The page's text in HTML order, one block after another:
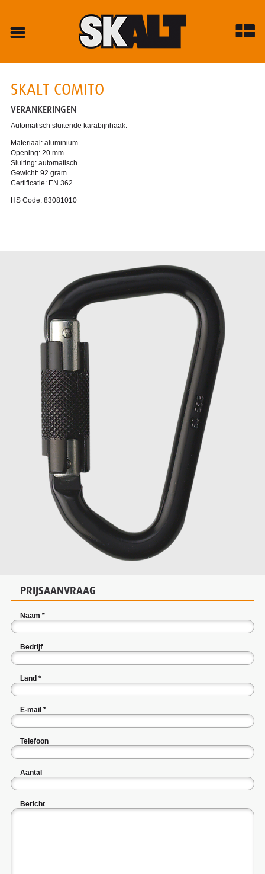
SKALT COMITO
VERANKERINGEN
Automatisch sluitende karabijnhaak.
Materiaal: aluminium
Opening: 20 mm.
Sluiting: automatisch
Gewicht: 92 gram
Certificatie: EN 362
HS Code: 83081010
PRIJSAANVRAAG
Naam *
Bedrijf
Land *
E-mail *
Telefoon
Aantal
Bericht